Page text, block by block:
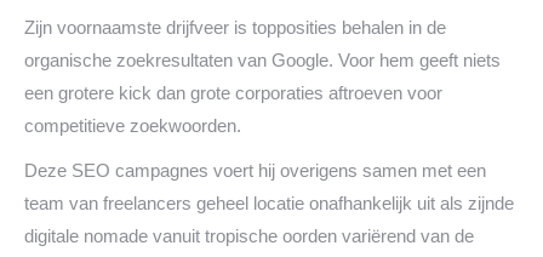
Zijn voornaamste drijfveer is topposities behalen in de
organische zoekresultaten van Google. Voor hem geeft niets
een grotere kick dan grote corporaties aftroeven voor
competitieve zoekwoorden.
Deze SEO campagnes voert hij overigens samen met een
team van freelancers geheel locatie onafhankelijk uit als zijnde
digitale nomade vanuit tropische oorden variërend van de